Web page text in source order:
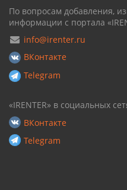
По вопросам добавления,
информации с портала
info@irenter.ru
ВКонтакте
Telegram
«IRENTER» в социальных
ВКонтакте
Telegram